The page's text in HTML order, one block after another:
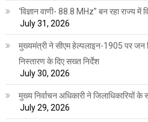
‘विज्ञान वाणी- 88.8 MHz” बन रहा राज्य में
July 31, 2026
मुख्यमंत्री ने सीएम हेल्पलाइन-1905 पर जन
निस्तारण के दिए सख्त निर्देश
July 30, 2026
मुख्य निर्वाचन अधिकारी ने जिलाधिकारियों
July 29, 2026